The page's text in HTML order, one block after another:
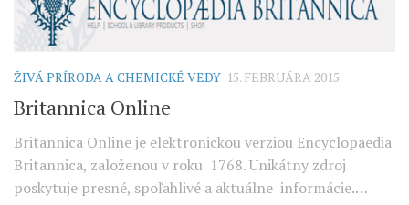
ŽIVÁ PRÍRODA A CHEMICKÉ VEDY 15. FEBRUÁRA 2015
Britannica Online
Britannica Online je elektronickou verziou Encyclopaedia
Britannica, založenou v roku 1768. Unikátny zdroj
poskytuje presné, spoľahlivé a aktuálne informácie.…